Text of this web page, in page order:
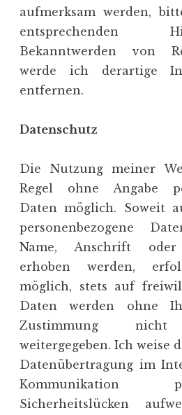
aufmerksam werden,
entsprechenden
Bekanntwerden von
werde ich derartige
entfernen.
Datenschutz
Die Nutzung meiner
Regel ohne Angabe
Daten möglich. Soweit
personenbezogene
Name, Anschrift oder
erhoben werden,
möglich, stets auf
Daten werden ohne
Zustimmung
weitergegeben. Ich weise
Datenübertragung im
Kommunikation
Sicherheitslücken